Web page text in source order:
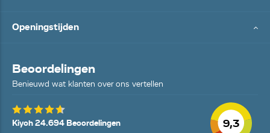
Openingstijden
Beoordelingen
Benieuwd wat klanten over ons vertellen
9,3
Kiyoh 24.694 Beoordelingen